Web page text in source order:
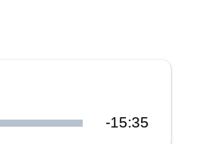
Pozostały
-15:35